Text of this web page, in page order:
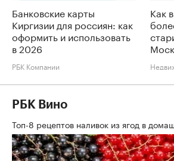
Банковские карты
Киргизии для россиян: как
оформить и использовать
в 2026
РБК Компании
Как
РБК Вино
Топ-8 рецептов наливок из ягод в